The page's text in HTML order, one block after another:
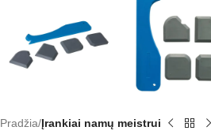
Pradžia Įrankiai namų meistrui